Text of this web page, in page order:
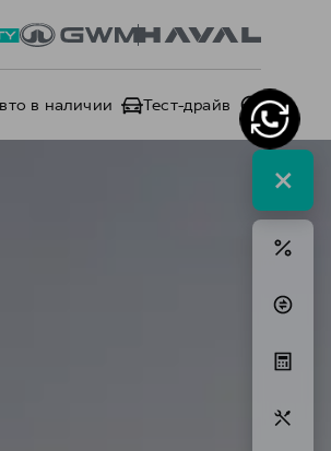
в наличии Тест-драйв